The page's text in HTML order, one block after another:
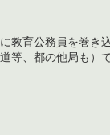
に教育公務員を巻
等、都の他局も）